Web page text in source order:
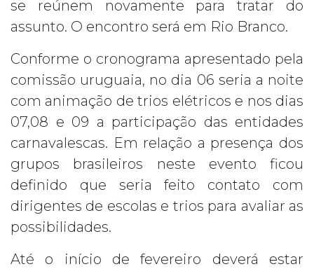
se reúnem novamente para tratar do
assunto. O encontro será em Rio Branco.
Conforme o cronograma apresentado pela
comissão uruguaia, no dia 06 seria a noite
com animação de trios elétricos e nos dias
07,08 e 09 a participação das entidades
carnavalescas. Em relação a presença dos
grupos brasileiros neste evento ficou
definido que seria feito contato com
dirigentes de escolas e trios para avaliar as
possibilidades.
Até o início de fevereiro deverá estar